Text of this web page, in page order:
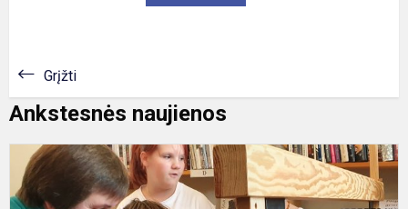
Grįžti
Ankstesnės naujienos